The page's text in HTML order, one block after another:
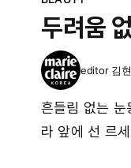
두려움
editor 김
흔들림 없는 눈
라 앞에 선 르